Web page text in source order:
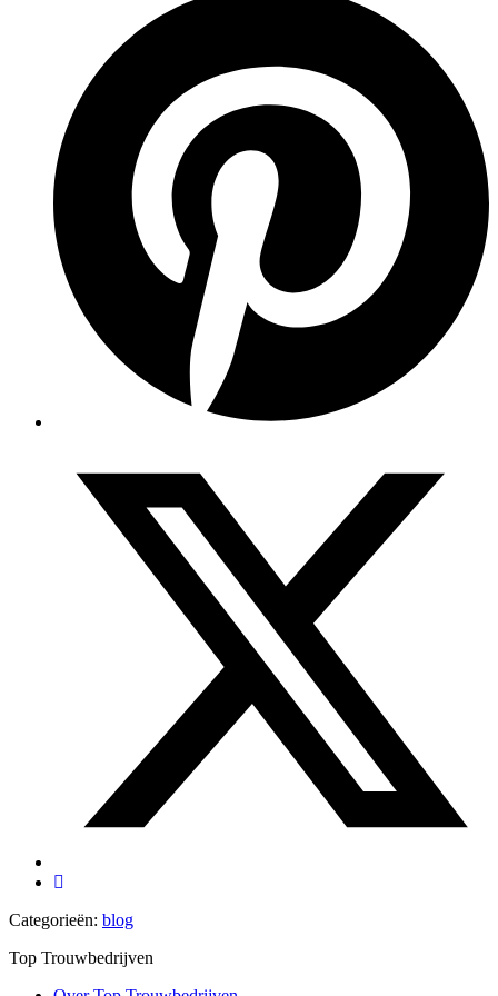
Categorieën: blog
Top Trouwbedrijven